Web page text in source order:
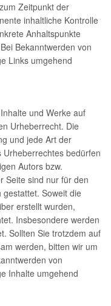
Zeitpunkt der
inhaltliche Kontrolle
Anhaltspunkte
Bekanntwerden von
Links umgehend
und Werke auf
Urheberrecht. Die
und jede Art der
bedürfen
Autors bzw.
Seite sind nur für den
Soweit die
erstellt wurden,
Insbesondere werden
Sollten Sie trotzdem auf
werden, bitten wir um
von
Inhalte umgehend